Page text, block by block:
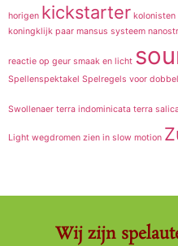
horigen kickstarter kolonisten
koningklijk paar mansus systeem
reactie op geur smaak en licht
Spellenspektakel Spelregels voor
Swollenaer terra indominicata terra
Light wegdromen zien in slow motion
Wij zijn